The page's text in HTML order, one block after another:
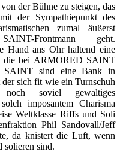
der Bühne zu steigen, das
der Sympathiepunkt des
zumal äußerst
Frontmann geht.
Hand ans Ohr haltend eine
die bei ARMORED SAINT
SAINT sind eine Bank in
sich fit wie ein Turnschuh
noch soviel gewaltiges
imposantem Charisma
Weltklasse Riffs und Soli
Phil Sandovall/Jeff
da knistert die Luft, wenn
solieren sind.